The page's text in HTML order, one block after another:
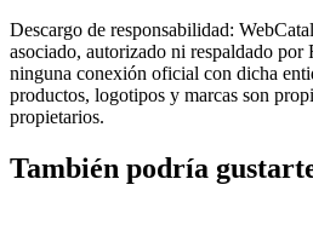
Descargo de responsabilidad:
asociado, autorizado ni respaldado por
ninguna conexión oficial con dicha
productos, logotipos y marcas son
propietarios.
También podría